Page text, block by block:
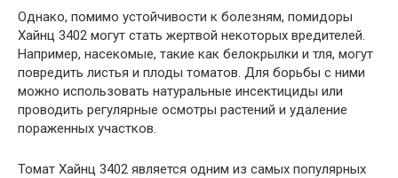
Однако, помимо устойчивости к болезням, помидоры
Хайнц 3402 могут стать жертвой некоторых вредителей.
Например, насекомые, такие как белокрылки и тля, могут
повредить листья и плоды томатов. Для борьбы с ними
можно использовать натуральные инсектициды или
проводить регулярные осмотры растений и удаление
пораженных участков.
Томат Хайнц 3402 является одним из самых популярных